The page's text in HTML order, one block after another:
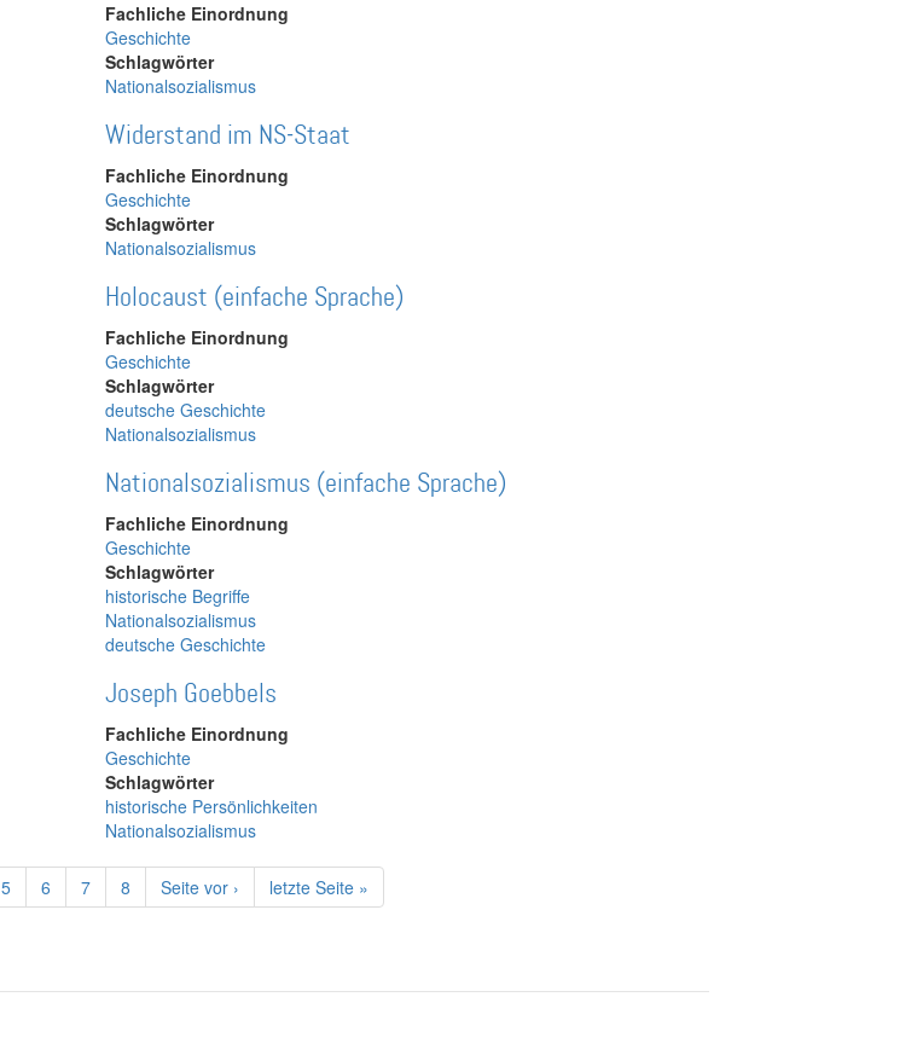
Fachliche Einordnung
Geschichte
Schlagwörter
Nationalsozialismus
Widerstand im NS‑Staat
Fachliche Einordnung
Geschichte
Schlagwörter
Nationalsozialismus
Holocaust (einfache Sprache)
Fachliche Einordnung
Geschichte
Schlagwörter
deutsche Geschichte
Nationalsozialismus
Nationalsozialismus (einfache Sprache)
Fachliche Einordnung
Geschichte
Schlagwörter
historische Begriffe
Nationalsozialismus
deutsche Geschichte
Joseph Goebbels
Fachliche Einordnung
Geschichte
Schlagwörter
historische Persönlichkeiten
Nationalsozialismus
Page
5 Page
6 Page
7 Page
8
Nächste
Seite
Seite vor ›
Letzte
Seite
letzte Seite »